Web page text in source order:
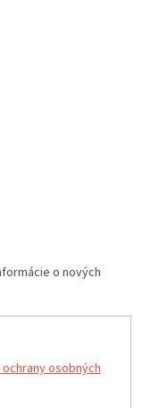
o nových
osobných